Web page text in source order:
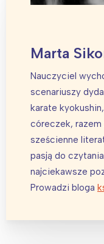
Marta
Nauczyciel
scenariuszy
karate
córeczek, razem
sześcienne
pasją do
najciekawsze
Prowadzi bloga